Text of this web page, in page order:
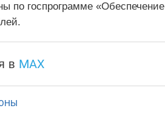
по госпрограмме «Обеспечение
в MAX